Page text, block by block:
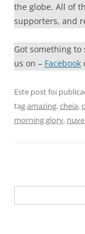
the globe. All of
supporters, and
Got something
us on – Facebook
Este post foi
tagamazing,cheia,
morning glory,
por: